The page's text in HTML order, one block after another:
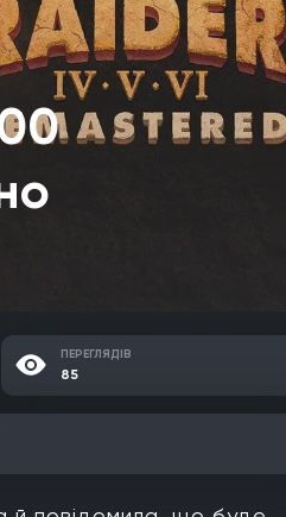
ПЕРЕГЛЯДІВ
85